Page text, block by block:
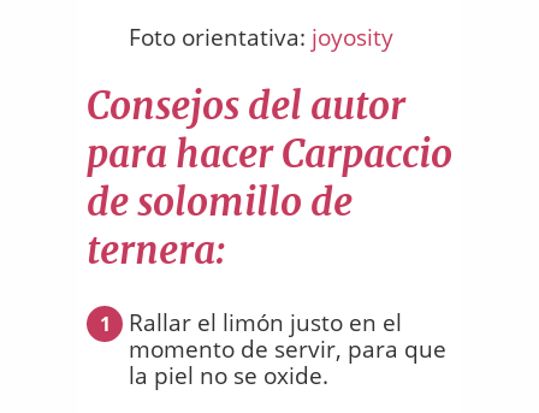
Foto orientativa: joyosity
Consejos del autor
para hacer Carpaccio
de solomillo de
ternera:
1
Rallar el limón justo en el
momento de servir, para que
la piel no se oxide.